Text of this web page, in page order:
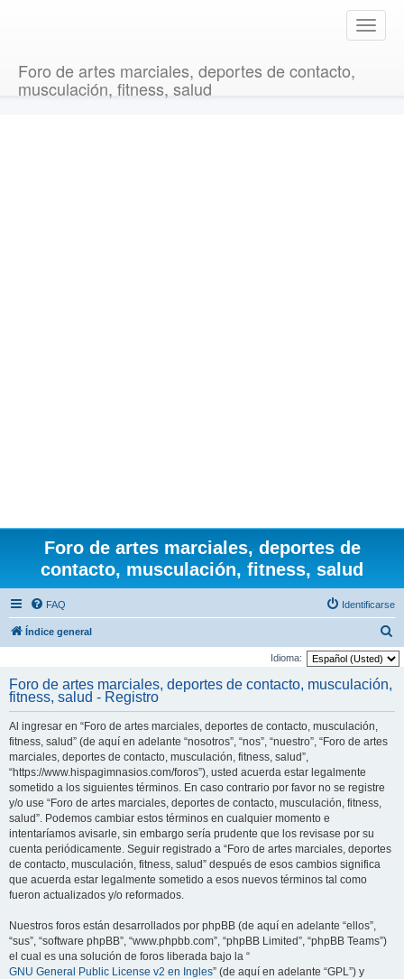
T
o
Foro de artes marciales, deportes de contacto,
musculación, fitness, salud
Foro de artes marciales, deportes de
contacto, musculación, fitness, salud
FAQ Identificarse
Índice general
u
Idioma:
Foro de artes marciales, deportes de contacto, musculación,
fitness, salud - Registro
Al ingresar en “Foro de artes marciales, deportes de contacto, musculación,
fitness, salud” (de aquí en adelante “nosotros”, “nos”, “nuestro”, “Foro de artes
marciales, deportes de contacto, musculación, fitness, salud”,
“https://www.hispagimnasios.com/foros”), usted acuerda estar legalmente
sometido a los siguientes términos. En caso contrario por favor no se registre
y/o use “Foro de artes marciales, deportes de contacto, musculación, fitness,
salud”. Podemos cambiar estos términos en cualquier momento e
intentaríamos avisarle, sin embargo sería prudente que los revisase por su
cuenta periódicamente. Seguir registrado a “Foro de artes marciales, deportes
de contacto, musculación, fitness, salud” después de esos cambios significa
que acuerda estar legalmente sometido a esos nuevos términos tal como
fueron actualizados y/o reformados.
Nuestros foros están desarrollados por phpBB (de aquí en adelante “ellos”,
“sus”, “software phpBB”, “www.phpbb.com”, “phpBB Limited”, “phpBB Teams”)
el cual es una solución de foros liberada bajo la “
GNU General Public License v2 en Ingles” (de aquí en adelante “GPL”) y